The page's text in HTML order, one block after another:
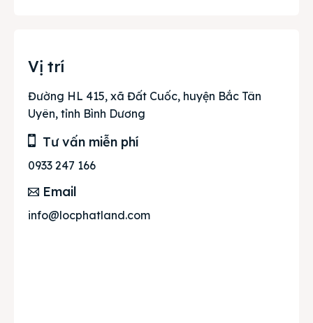
Vị trí
Đường HL 415, xã Đất Cuốc, huyện Bắc Tân
Uyên, tỉnh Bình Dương
Tư vấn miễn phí
0933 247 166
Email
info@locphatland.com